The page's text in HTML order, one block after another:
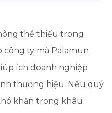
thể thiếu trong
ty mà Palamun
ích doanh nghiệp
thương hiệu. Nếu quý
khăn trong khâu